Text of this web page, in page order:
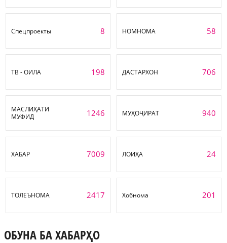
Спецпроекты 8 НОМНОМА 58
ТВ - ОИЛА 198 ДАСТАРХОН 706
МАСЛИҲАТИ
МУФИД
1246 МУҲОҶИРАТ 940
ХАБАР 7009 ЛОИҲА 24
ТОЛЕЪНОМА 2417 Хобнома 201
ОБУНА БА ХАБАРҲО